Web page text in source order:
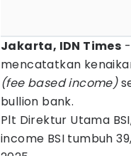
Jakarta, IDN Times
mencatatkan
(fee based income)
bullion bank.
Plt Direktur Utama
income BSI tumbuh